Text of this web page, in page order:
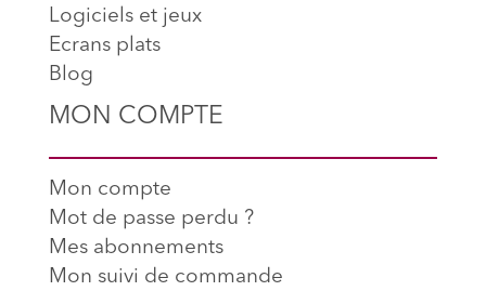
Logiciels et jeux
Ecrans plats
Blog
MON COMPTE
Mon compte
Mot de passe perdu ?
Mes abonnements
Mon suivi de commande